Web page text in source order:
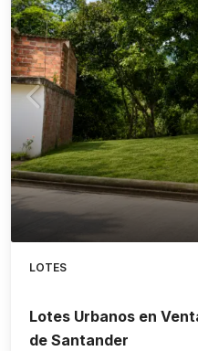
LOTES
Lotes Urbanos en
de Santander